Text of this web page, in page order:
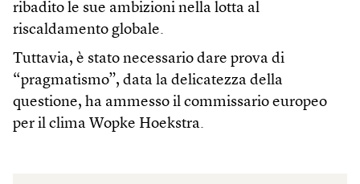
ribadito le sue ambizioni nella lotta al
riscaldamento globale.
Tuttavia, è stato necessario dare prova di
“pragmatismo”, data la delicatezza della
questione, ha ammesso il commissario europeo
per il clima Wopke Hoekstra.